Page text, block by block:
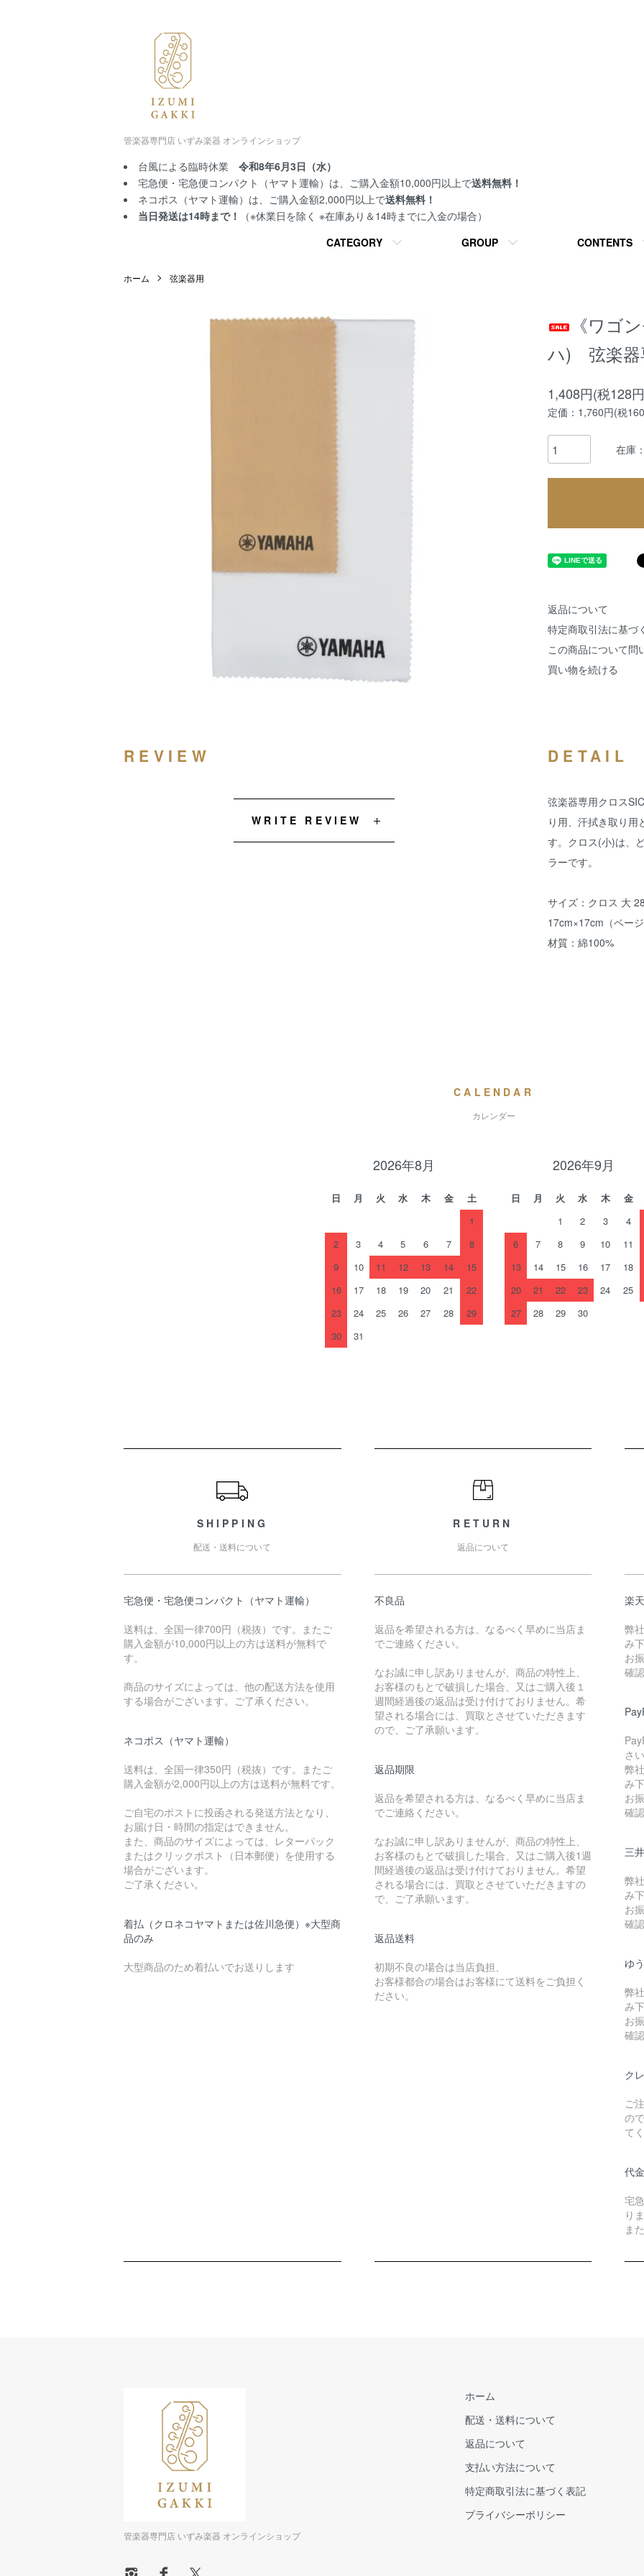
管楽器専門店 いずみ楽器 オンラインショップ
台風による臨時休業 令和8年6月3日（水）
宅急便・宅急便コンパクト（ヤマト運輸）は、ご購入金額10,000円以上で送料無料！
ネコポス（ヤマト運輸）は、ご購入金額2,000円以上で送料無料！
当日発送は14時まで！
（※休業日を除く ※在庫あり＆14時までに入金の場合）
CATEGORY GROUP CONTENTS
ホーム 弦楽器用
《ワゴ
ハ) 弦楽器
1,408円(税128
定価：1,760円(税
在庫
返品について
特定商取引法に基づ
この商品について問
買い物を続ける
DETAIL
弦楽器専用クロス
り用、汗拭き取り用
す。クロス(小)は、
ラーです。
サイズ：クロス 大
17cm×17cm（ベージ
材質：綿100%
REVIEW
WRITE REVIEW
CALENDAR
カレンダー
2026年8月
日 月 火 水 木 金
土
1
2
3 4 5 6 7
8
9
10 11 12 13 14
15
16
17 18 19 20 21
22
23
24 25 26 27 28
29
30
31
2026年9月
日 月 火 水 木 金
1
2 3 4
6
7 8 9 10 11
13
14 15 16 17 18
20
21 22 23 24 25
27
28 29 30
SHIPPING
配送・送料について
宅急便・宅急便コンパクト（ヤマト運輸）
送料は、全国一律700円（税抜）です。またご
購入金額が10,000円以上の方は送料が無料で
す。
商品のサイズによっては、他の配送方法を使用
する場合がございます。ご了承ください。
ネコポス（ヤマト運輸）
送料は、全国一律350円（税抜）です。またご
購入金額が2,000円以上の方は送料が無料です。
ご自宅のポストに投函される発送方法となり、
お届け日・時間の指定はできません。
また、商品のサイズによっては、レターパック
またはクリックポスト（日本郵便）を使用する
場合がございます。
ご了承ください。
着払（クロネコヤマトまたは佐川急便）※大型商
品のみ
大型商品のため着払いでお送りします
RETURN
返品について
不良品
返品を希望される方は、なるべく早めに当店ま
でご連絡ください。
なお誠に申し訳ありませんが、商品の特性上、
お客様のもとで破損した場合、又はご購入後１
週間経過後の返品は受け付けておりません。希
望される場合には、買取とさせていただきます
ので、ご了承願います。
返品期限
返品を希望される方は、なるべく早めに当店ま
でご連絡ください。
なお誠に申し訳ありませんが、商品の特性上、
お客様のもとで破損した場合、又はご購入後1週
間経過後の返品は受け付けておりません。希望
される場合には、買取とさせていただきますの
で、ご了承願います。
返品送料
初期不良の場合は当店負担、
お客様都合の場合はお客様にて送料をご負担く
ださい。
楽
弊
み
お
確
さい
弊
み
お
確
三
弊
み
お
確
ゆ
弊
み
お
確
ク
ご
の
て
代
宅
り
ま
管楽器専門店 いずみ楽器 オンラインショップ
ホーム
配送・送料について
返品について
支払い方法について
特定商取引法に基づく表記
プライバシーポリシー